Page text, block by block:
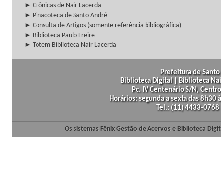
► Crônicas de Nair Lacerda
► Pinacoteca de Santo André
► Consulta de Artigos (somente referência bibliográfica)
► Biblioteca Paulo Freire
► Totem Biblioteca Nair Lacerda
Prefeitura de
Biblioteca Digital | Biblioteca
Pc. IV Centenário S/N,
Horários: segunda a sexta das
Tel.: (11) 4433-
Os sistemas Fênix Gestão de Acervos e Biblioteca